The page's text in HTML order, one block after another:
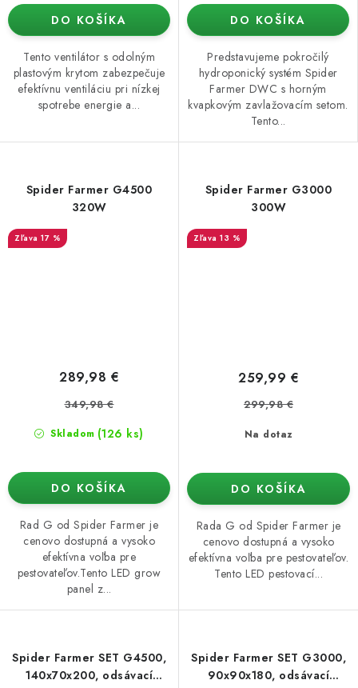
DO KOŠÍKA
Tento ventilátor s odolným
plastovým krytom zabezpečuje
efektívnu ventiláciu pri nízkej
spotrebe energie a...
DO KOŠÍKA
Predstavujeme pokročilý
hydroponický systém Spider
Farmer DWC s horným
kvapkovým zavlažovacím setom.
Tento...
Spider Farmer G4500
320W
17 %
Skladom (126 ks)
289,98 €
349,98 €
DO KOŠÍKA
Rad G od Spider Farmer je
cenovo dostupná a vysoko
efektívna voľba pre
pestovateľov.Tento LED grow
panel z...
Spider Farmer G3000
300W
13 %
Na dotaz
259,99 €
299,98 €
DO KOŠÍKA
Rada G od Spider Farmer je
cenovo dostupná a vysoko
efektívna voľba pre pestovateľov.
Tento LED pestovací...
Spider Farmer SET G4500,
140x70x200, odsávací
Spider Farmer SET G3000,
90x90x180, odsávací